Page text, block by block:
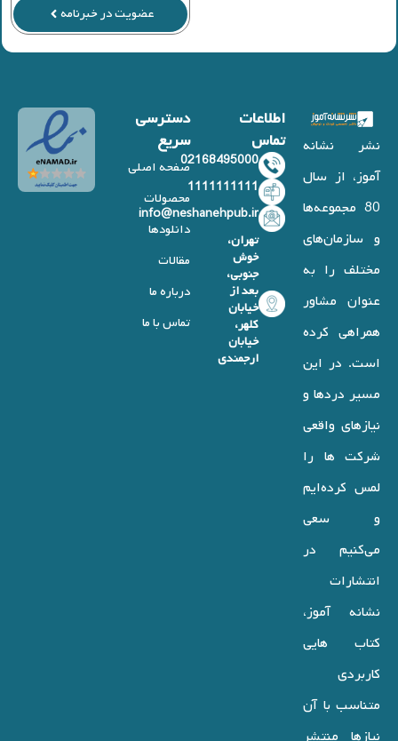
عضویت در خبرنامه
نشر نشانه
آموز، از سال
80 مجموعه‌ها
و سازمان‌های
مختلف را به
عنوان مشاور
همراهی کرده
است. در این
مسیر دردها و
نیازهای واقعی
شرکت ها را
لمس کرده‌ایم
و سعی
می‌کنیم در
انتشارات
نشانه آموز،
کتاب هایی
کاربردی
متناسب با آن
نیازها منتشر
اطلاعات
تماس
02168495000
1111111111
info@neshanehpub.ir
تهران،
خوش
جنوبی،
بعد از
خیابان
کلهر،
خیابان
ارجمندی
دسترسی
سریع
صفحه اصلی
محصولات
دانلودها
مقالات
درباره ما
تماس با ما